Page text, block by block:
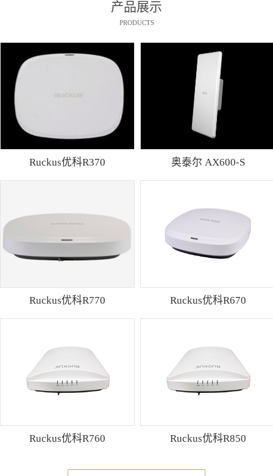
产品展示
PRODUCTS
Ruckus优科R370 奥泰尔 AX600-S
Ruckus优科R770 Ruckus优科R670
Ruckus优科R760 Ruckus优科R850